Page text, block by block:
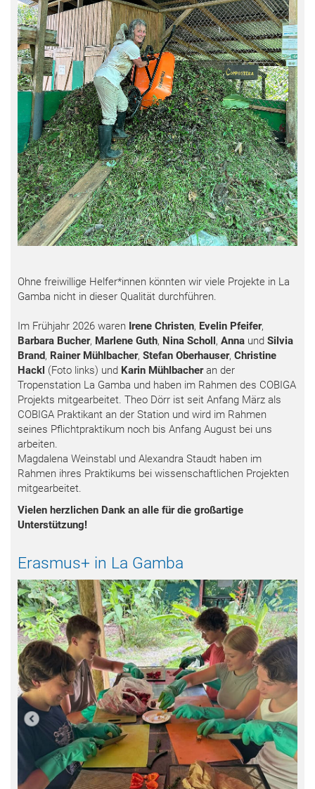
Ohne freiwillige Helfer*innen könnten wir viele Projekte in La
Gamba nicht in dieser Qualität durchführen.
Im Frühjahr 2026 waren Irene Christen, Evelin Pfeifer,
Barbara Bucher, Marlene Guth, Nina Scholl, Anna und Silvia
Brand, Rainer Mühlbacher, Stefan Oberhauser, Christine
Hackl (Foto links) und Karin Mühlbacheran der
Tropenstation La Gamba und haben im Rahmen des COBIGA
Projekts mitgearbeitet. Theo Dörr ist seit Anfang März als
COBIGA Praktikant an der Station und wird im Rahmen
seines Pflichtpraktikum noch bis Anfang August bei uns
arbeiten.
Magdalena Weinstabl und Alexandra Staudt haben im
Rahmen ihres Praktikums bei wissenschaftlichen Projekten
mitgearbeitet.
Vielen herzlichen Dank an alle für die großartige
Unterstützung!
Erasmus+ in La Gamba